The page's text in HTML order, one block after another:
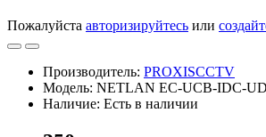
Пожалуйста авторизируйтесь или
Производитель: PROXISCCTV
Модель: NETLAN EC-UCB-IDC-
Наличие: Есть в наличии